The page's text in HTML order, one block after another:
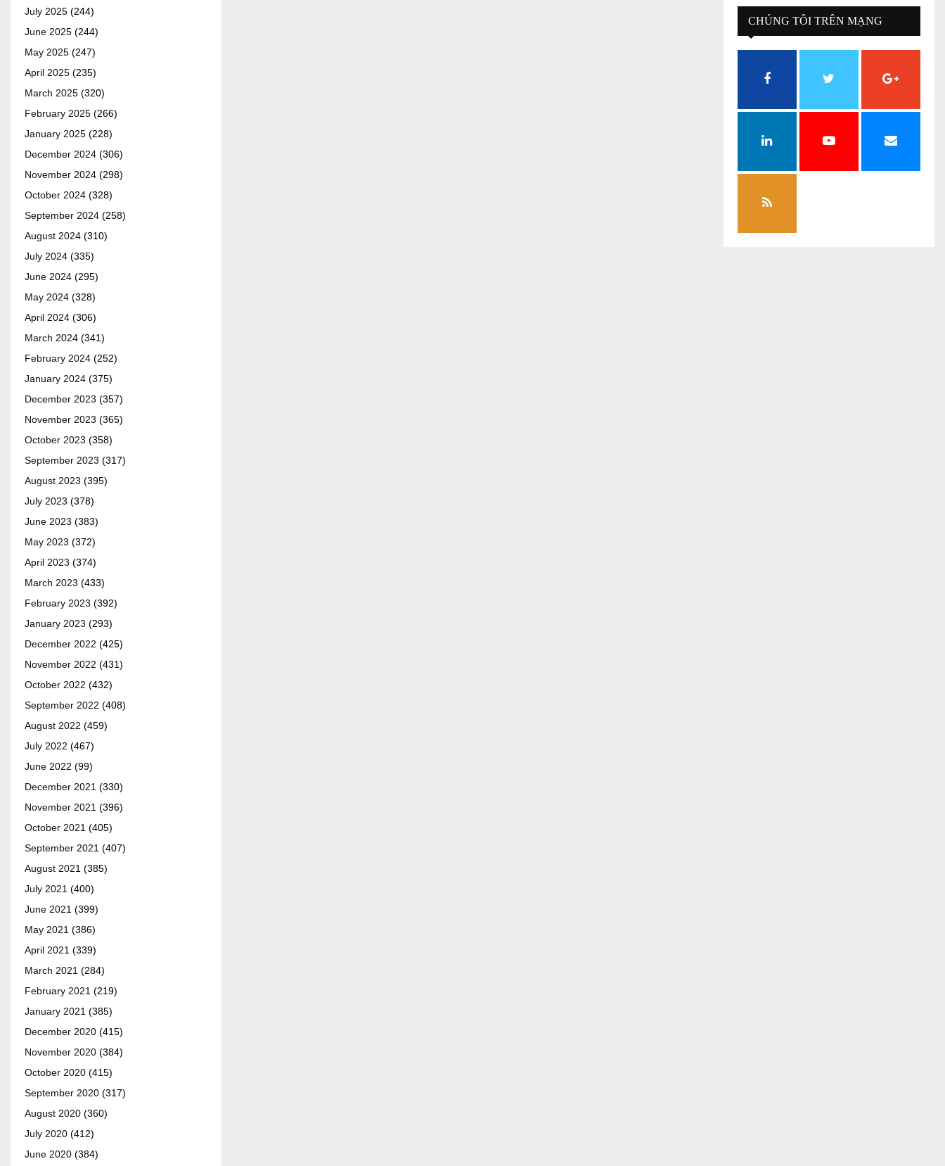
July 2025 (244)
June 2025 (244)
May 2025 (247)
April 2025 (235)
March 2025 (320)
February 2025 (266)
January 2025 (228)
December 2024 (306)
November 2024 (298)
October 2024 (328)
September 2024 (258)
August 2024 (310)
July 2024 (335)
June 2024 (295)
May 2024 (328)
April 2024 (306)
March 2024 (341)
February 2024 (252)
January 2024 (375)
December 2023 (357)
November 2023 (365)
October 2023 (358)
September 2023 (317)
August 2023 (395)
July 2023 (378)
June 2023 (383)
May 2023 (372)
April 2023 (374)
March 2023 (433)
February 2023 (392)
January 2023 (293)
December 2022 (425)
November 2022 (431)
October 2022 (432)
September 2022 (408)
August 2022 (459)
July 2022 (467)
June 2022 (99)
December 2021 (330)
November 2021 (396)
October 2021 (405)
September 2021 (407)
August 2021 (385)
July 2021 (400)
June 2021 (399)
May 2021 (386)
April 2021 (339)
March 2021 (284)
February 2021 (219)
January 2021 (385)
December 2020 (415)
November 2020 (384)
October 2020 (415)
September 2020 (317)
August 2020 (360)
July 2020 (412)
June 2020 (384)
CHÚNG TÔI TRÊN MẠNG
XÃ HỘI